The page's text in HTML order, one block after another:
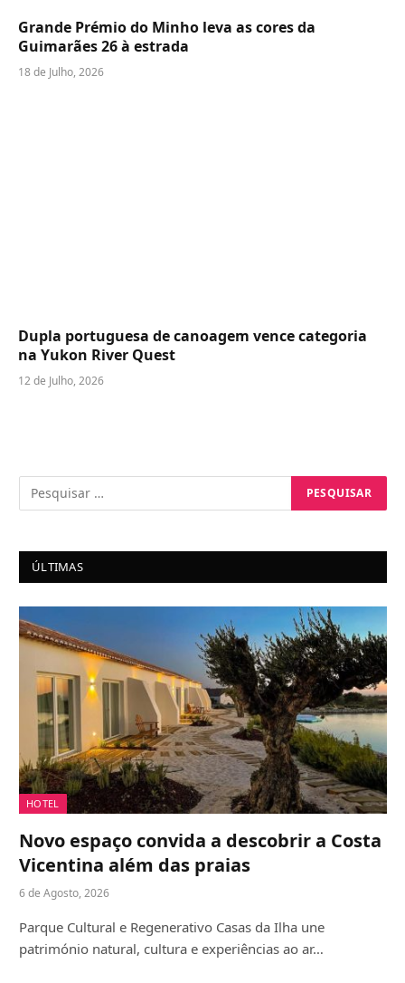
Grande Prémio do Minho leva as cores da
Guimarães 26 à estrada
18 de Julho, 2026
Dupla portuguesa de canoagem vence categoria
na Yukon River Quest
12 de Julho, 2026
ÚLTIMAS
HOTEL
Novo espaço convida a descobrir a Costa
Vicentina além das praias
6 de Agosto, 2026
Parque Cultural e Regenerativo Casas da Ilha une
património natural, cultura e experiências ao ar…